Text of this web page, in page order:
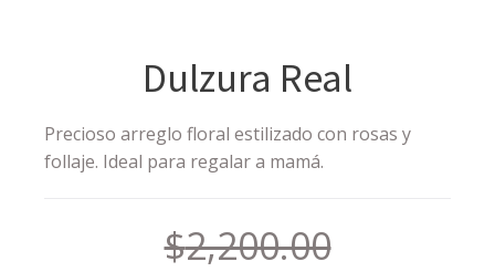
Dulzura Real
Precioso arreglo floral estilizado con rosas y
follaje. Ideal para regalar a mamá.
$2,200.00